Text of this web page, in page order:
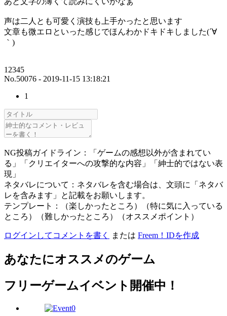
声は二人とも可愛く演技も上手かったと思います
文章も微エロといった感じでほんわかドキドキしました(´∀
｀)
12345
No.50076 - 2019-11-15 13:18:21
1
NG投稿ガイドライン：「ゲームの感想以外が含まれてい
る」「クリエイターへの攻撃的な内容」「紳士的ではない表
現」
ネタバレについて：ネタバレを含む場合は、文頭に「ネタバ
レを含みます」と記載をお願いします。
テンプレート：（楽しかったところ）（特に気に入っている
ところ）（難しかったところ）（オススメポイント）
ログインしてコメントを書く または Freem！IDを作成
あなたにオススメのゲーム
フリーゲームイベント開催中！